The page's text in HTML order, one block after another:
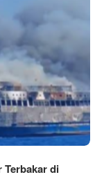
Terbakar di